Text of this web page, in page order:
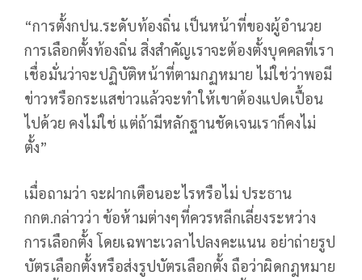
“การตั้งกปน.ระดับท้องถิ่น เป็นหน้าที่ของผู้อำนวย
การเลือกตั้งท้องถิ่น สิ่งสำคัญเราจะต้องตั้งบุคคลที่เรา
เชื่อมั่นว่าจะปฏิบัติหน้าที่ตามกฏหมาย ไม่ใช่ว่าพอมี
ข่าวหรือกระแสข่าวแล้วจะทำให้เขาต้องแปดเปื้อน
ไปด้วย คงไม่ใช่ แต่ถ้ามีหลักฐานชัดเจนเราก็คงไม่
ตั้ง”
เมื่อถามว่า จะฝากเตือนอะไรหรือไม่ ประธาน
กกต.กล่าวว่า ข้อห้ามต่างๆที่ควรหลีกเลี่ยงระหว่าง
การเลือกตั้ง โดยเฉพาะเวลาไปลงคะแนน อย่าถ่ายรูป
บัตรเลือกตั้งหรือส่งรูปบัตรเลือกตั้ง ถือว่าผิดกฎหมาย